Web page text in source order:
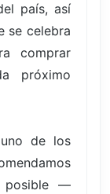
país, así
se celebra
comprar
próximo
de los
posible —